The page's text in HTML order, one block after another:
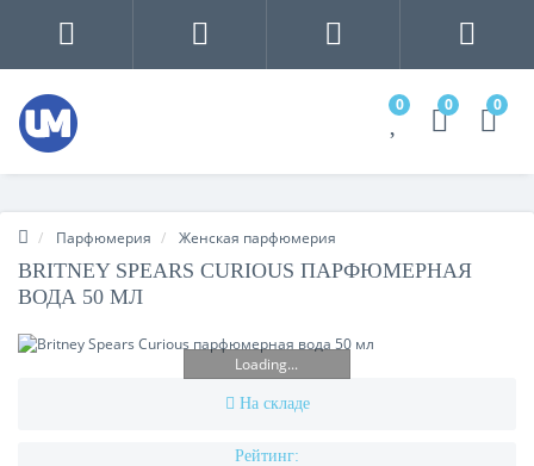
0 0 0
Парфюмерия Женская парфюмерия
BRITNEY SPEARS CURIOUS ПАРФЮМЕРНАЯ
ВОДА 50 МЛ
Loading...
На складе
Рейтинг: